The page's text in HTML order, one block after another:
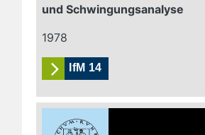
und Schwingungsanalyse
1978
IfM 14